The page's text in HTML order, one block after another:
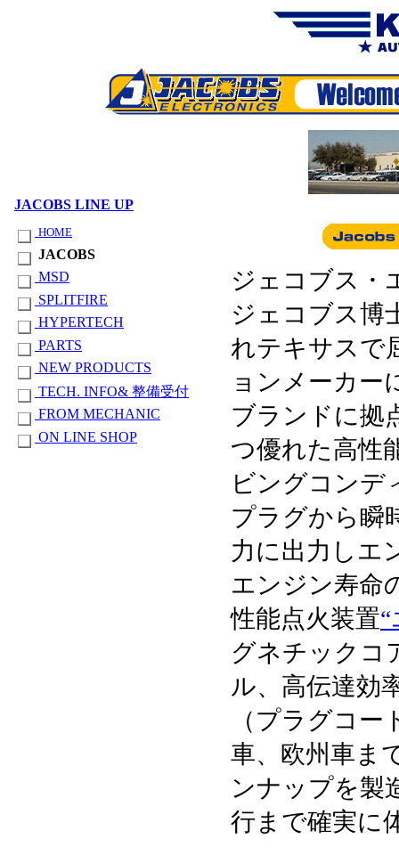
JACOBS LINE UP
HOME
JACOBS
MSD
SPLITFIRE
HYPERTECH
PARTS
NEW PRODUCTS
TECH. INFO& 整備受付
FROM MECHANIC
ON LINE SHOP
ジェコブス・
ジェコブス博
れテキサスで
ョンメーカー
ブランドに拠
つ優れた高性
ビングコンデ
プラグから瞬
力に出力しエ
エンジン寿命
性能点火装置
グネチックコ
ル、高伝達効
（プラグコ
車、欧州車ま
ンナップを製
行まで確実に